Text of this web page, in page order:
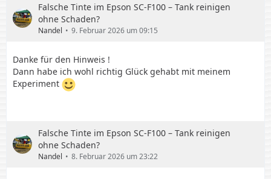
Falsche Tinte im Epson SC-F100 – Tank reinigen
ohne Schaden?
Nandel 9. Februar 2026 um 09:15
Danke für den Hinweis !
Dann habe ich wohl richtig Glück gehabt mit meinem
Experiment
Falsche Tinte im Epson SC-F100 – Tank reinigen
ohne Schaden?
Nandel 8. Februar 2026 um 23:22